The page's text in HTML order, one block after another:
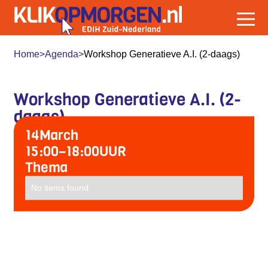
Home>Agenda>Workshop Generatieve A.I. (2-daags)
Workshop Generatieve A.I. (2-
daags)
14March
15:00–18:00UUR
Thema
No items found.